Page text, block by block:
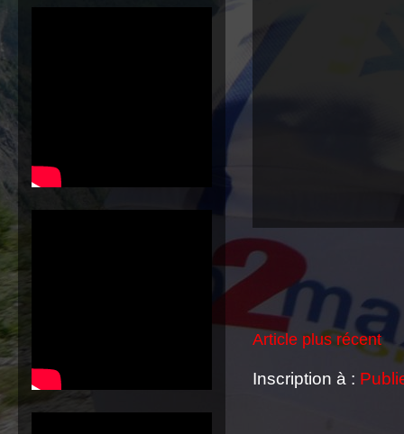
Article plus récent
Inscription à :